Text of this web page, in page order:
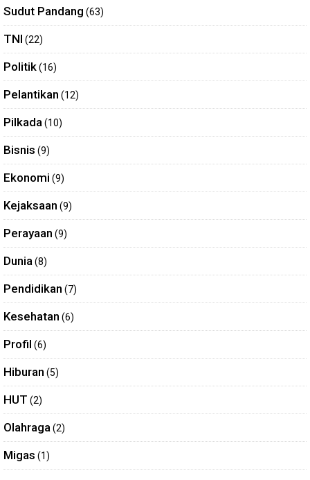
Sudut Pandang (63)
TNI (22)
Politik(16)
Pelantikan (12)
Pilkada(10)
Bisnis (9)
Ekonomi (9)
Kejaksaan (9)
Perayaan (9)
Dunia(8)
Pendidikan (7)
Kesehatan (6)
Profil (6)
Hiburan (5)
HUT (2)
Olahraga(2)
Migas (1)